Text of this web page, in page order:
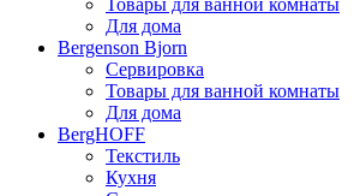
Товары для ванной комнаты
Для дома
Bergenson Bjorn
Сервировка
Товары для ванной комнаты
Для дома
BergHOFF
Текстиль
Кухня